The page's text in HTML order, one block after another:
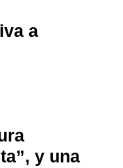
a
y una